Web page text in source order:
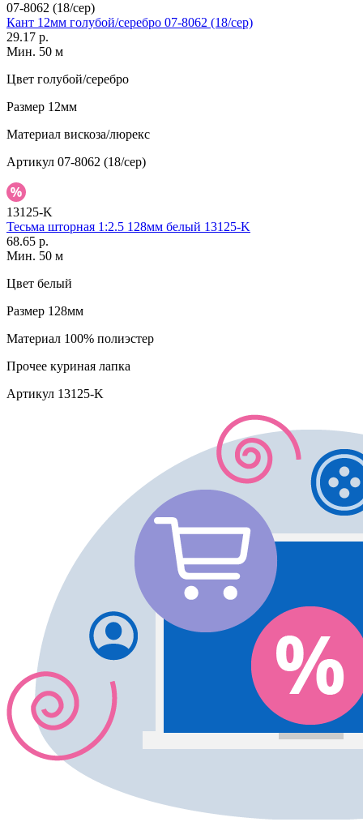
07-8062 (18/сер)
Кант 12мм голубой/серебро 07-8062 (18/сер)
29.17 р.
Мин. 50 м
Цвет голубой/серебро
Размер 12мм
Материал вискоза/люрекс
Артикул 07-8062 (18/сер)
13125-K
Тесьма шторная 1:2.5 128мм белый 13125-K
68.65 р.
Мин. 50 м
Цвет белый
Размер 128мм
Материал 100% полиэстер
Прочее куриная лапка
Артикул 13125-K